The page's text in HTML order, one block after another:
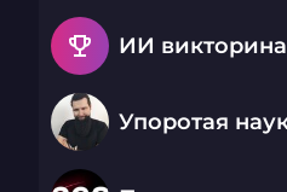
emoji_events ИИ викторина